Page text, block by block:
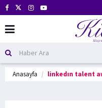
Anasayfa linkedın talent